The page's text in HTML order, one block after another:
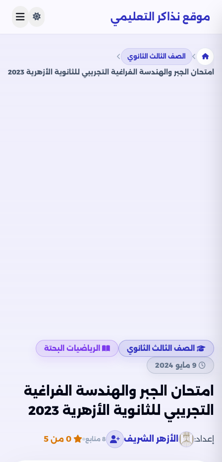
موقع نذاكر التعليمي
الصف الثالث الثانوي
امتحان الجبر والهندسة الفراغية التجريبي للثانوية الأزهرية 2023
الصف الثالث الثانوي
الرياضيات البحتة
9 مايو 2024
امتحان الجبر والهندسة الفراغية
التجريبي للثانوية الأزهرية 2023
إعداد: الأزهر الشريف 8 متابع 0 من 5